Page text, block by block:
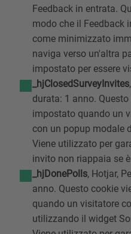
Feedback in entrata.
modo che il Feedback
come minimizzato
naviga verso un'altra
impostato per essere
_hjClosedSurveyInvites
durata: 1 anno.
impostato quando un
con un popup modale
Viene utilizzato per
invito non riappaia se
_hjDonePolls, Hotjar,
anno. Questo cookie
quando un visitatore
utilizzando il widget